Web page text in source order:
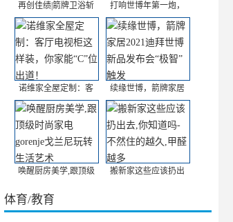
再创佳绩|箭牌卫浴斩 打响世博年第一炮，
诺维家全屋定制：客 续缘世博，箭牌家居
唤醒厨房美学,跟顶级 搬新家这些应该扔出
体育/教育